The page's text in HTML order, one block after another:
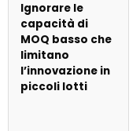
Ignorare le
capacità di
MOQ basso che
limitano
l’innovazione in
piccoli lotti